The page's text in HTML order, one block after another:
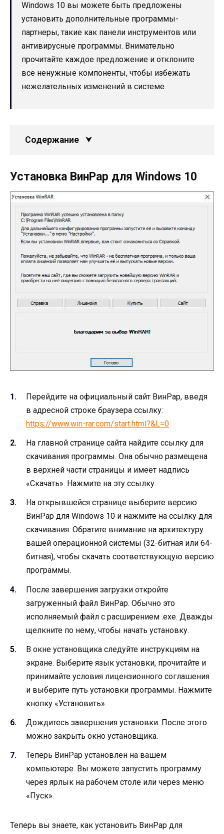
Windows 10 вы можете быть предложены
установить дополнительные программы-
партнеры, такие как панели инструментов или
антивирусные программы. Внимательно
прочитайте каждое предложение и отклоните
все ненужные компоненты, чтобы избежать
нежелательных изменений в системе.
Содержание
Установка ВинРар для Windows 10
Перейдите на официальный сайт ВинРар, введя
в адресной строке браузера ссылку:
https://www.win-rar.com/start.html?&L=0
На главной странице сайта найдите ссылку для
скачивания программы. Она обычно размещена
в верхней части страницы и имеет надпись
«Скачать». Нажмите на эту ссылку.
На открывшейся странице выберите версию
ВинРар для Windows 10 и нажмите на ссылку для
скачивания. Обратите внимание на архитектуру
вашей операционной системы (32-битная или 64-
битная), чтобы скачать соответствующую версию
программы.
После завершения загрузки откройте
загруженный файл ВинРар. Обычно это
исполняемый файл с расширением .exe. Дважды
щелкните по нему, чтобы начать установку.
В окне установщика следуйте инструкциям на
экране. Выберите язык установки, прочитайте и
принимайте условия лицензионного соглашения
и выберите путь установки программы. Нажмите
кнопку «Установить».
Дождитесь завершения установки. После этого
можно закрыть окно установщика.
Теперь ВинРар установлен на вашем
компьютере. Вы можете запустить программу
через ярлык на рабочем столе или через меню
«Пуск».
Теперь вы знаете, как установить ВинРар для